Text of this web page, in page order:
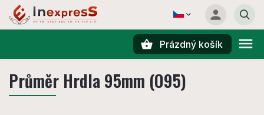
Prázdný košík
Průměr Hrdla 95mm (O95)